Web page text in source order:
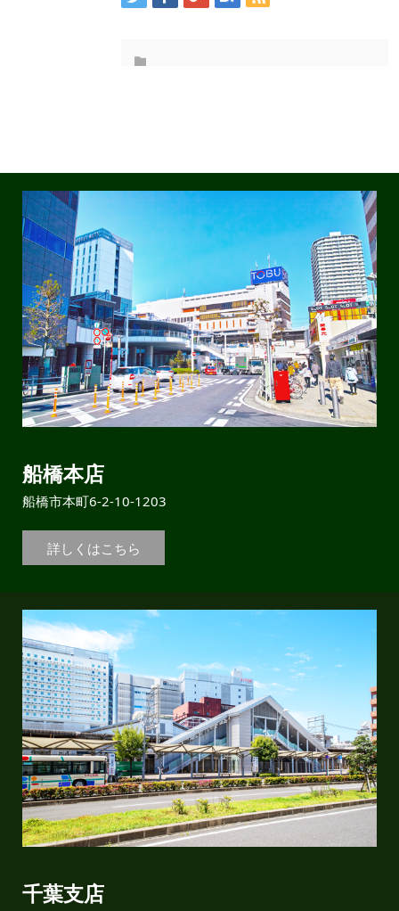
船橋本店
船橋市本町6-2-10-1203
詳しくはこちら
千葉支店